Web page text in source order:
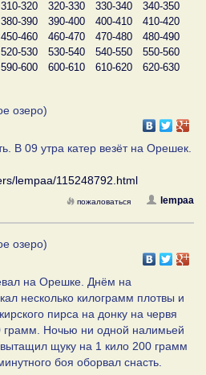
310-320 320-330 330-340
340-350
380-390 390-400 400-410
410-420
450-460 460-470 470-480
480-490
520-530 530-540 540-550
550-560
590-600 600-610 610-620
620-630
озеро)
В 09 утра катер везёт на Орешек.
lempaa/115248792.html
lempaa
пожаловаться
озеро)
на Орешке. Днём на
несколько килограмм плотвы и
пирса на донку на червя
грамм. Ночью ни одной налимьей
щуку на 1 кило 200 грамм
боя оборвал снасть.